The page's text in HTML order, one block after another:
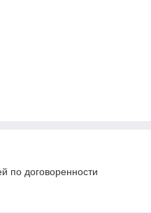
по договоренности